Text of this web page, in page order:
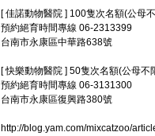
[ 佳諾動物醫院 ] 100隻次名額(公母
預約絕育時間專線 06-2313399
台南市永康區中華路638號
[ 快樂動物醫院 ] 50隻次名額(公母不
預約絕育時間專線 06-3131300
台南市永康區復興路380號
http://blog.yam.com/mixcatzoo/